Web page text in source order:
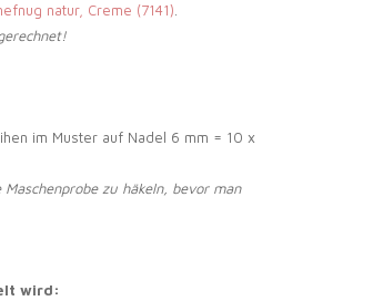
natur, Creme (7141).
im Muster auf Nadel 6 mm = 10 x
zu häkeln, bevor man
wird: